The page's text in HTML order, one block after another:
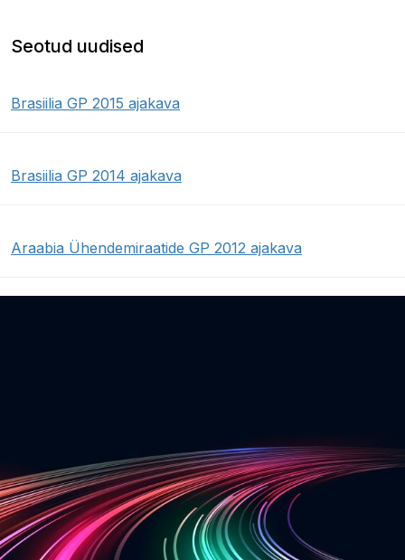
Seotud uudised
Brasiilia GP 2015 ajakava
Brasiilia GP 2014 ajakava
Araabia Ühendemiraatide GP 2012 ajakava